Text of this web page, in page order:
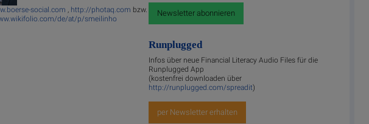
social.com , http://photaq.com bzw.
de/at/p/smeilinho
Newsletter abonnieren
Runplugged
Infos über neue Financial Literacy Audio Files für die
Runplugged App
(kostenfrei downloaden über
http://runplugged.com/spreadit)
per Newsletter erhalten